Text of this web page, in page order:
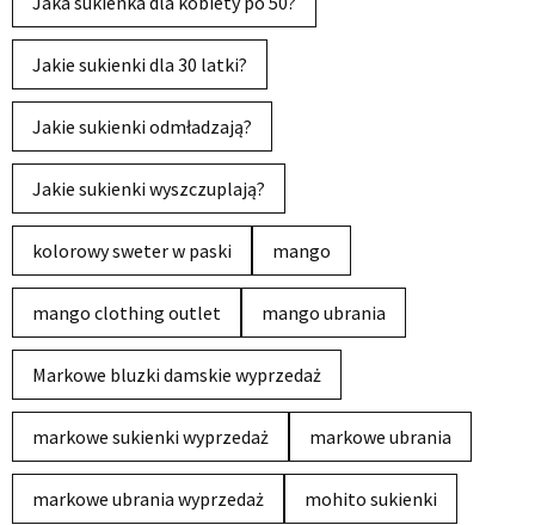
Jakie sukienki dla 30 latki?
Jakie sukienki odmładzają?
Jakie sukienki wyszczuplają?
kolorowy sweter w paski mango
mango clothing outlet mango ubrania
Markowe bluzki damskie wyprzedaż
markowe sukienki wyprzedaż markowe ubrania
markowe ubrania wyprzedaż mohito sukienki